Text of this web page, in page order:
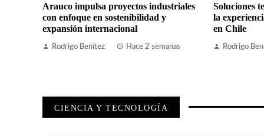
Arauco impulsa proyectos industriales
con enfoque en sostenibilidad y
expansión internacional
Rodrigo Benítez Hace 2 semanas
Soluciones
la
en Chile
Rodrigo
CIENCIA Y TECNOLOGÍA